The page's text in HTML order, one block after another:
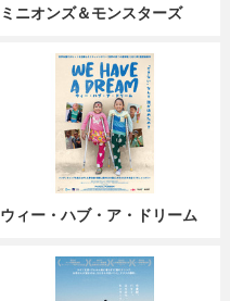
ミニオンズ＆モンスターズ
ウィー・ハブ・ア・ドリーム